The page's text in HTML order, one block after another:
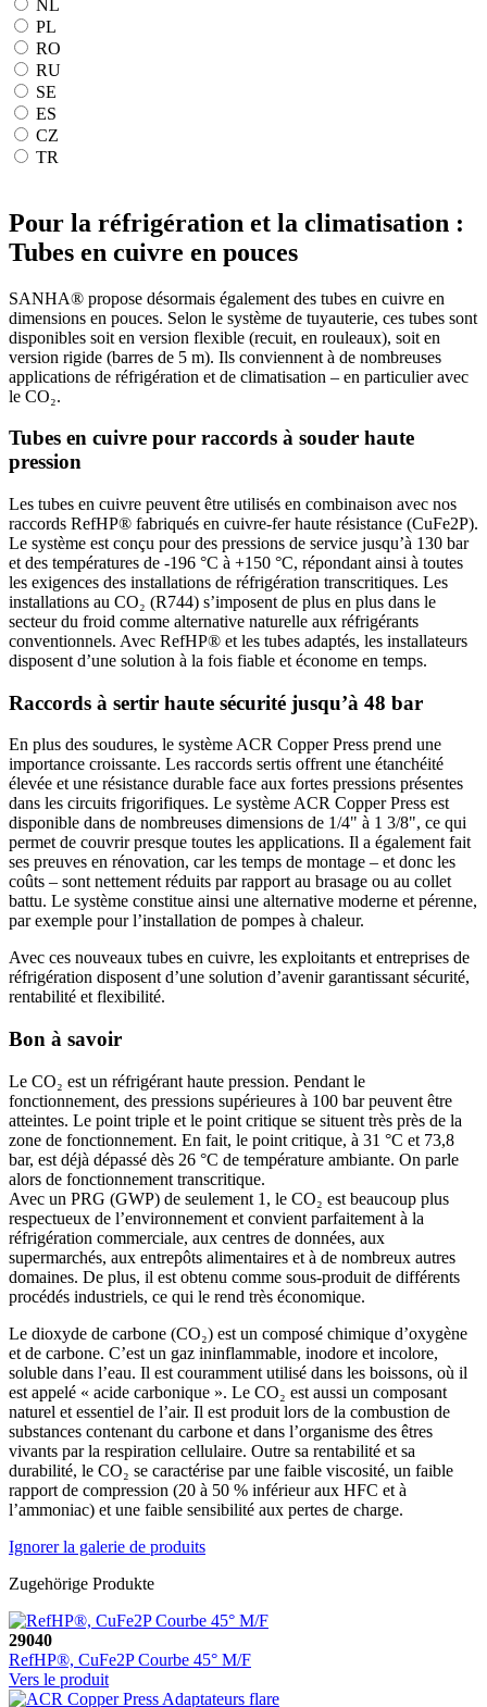
NL
PL
RO
RU
SE
ES
CZ
TR
Pour la réfrigération et la climatisation :
Tubes en cuivre en pouces
SANHA® propose désormais également des tubes en cuivre en
dimensions en pouces. Selon le système de tuyauterie, ces tubes sont
disponibles soit en version flexible (recuit, en rouleaux), soit en
version rigide (barres de 5 m). Ils conviennent à de nombreuses
applications de réfrigération et de climatisation – en particulier avec
le CO₂.
Tubes en cuivre pour raccords à souder haute
pression
Les tubes en cuivre peuvent être utilisés en combinaison avec nos
raccords RefHP® fabriqués en cuivre-fer haute résistance (CuFe2P).
Le système est conçu pour des pressions de service jusqu’à 130 bar
et des températures de -196 °C à +150 °C, répondant ainsi à toutes
les exigences des installations de réfrigération transcritiques. Les
installations au CO₂ (R744) s’imposent de plus en plus dans le
secteur du froid comme alternative naturelle aux réfrigérants
conventionnels. Avec RefHP® et les tubes adaptés, les installateurs
disposent d’une solution à la fois fiable et économe en temps.
Raccords à sertir haute sécurité jusqu’à 48 bar
En plus des soudures, le système ACR Copper Press prend une
importance croissante. Les raccords sertis offrent une étanchéité
élevée et une résistance durable face aux fortes pressions présentes
dans les circuits frigorifiques. Le système ACR Copper Press est
disponible dans de nombreuses dimensions de 1/4" à 1 3/8", ce qui
permet de couvrir presque toutes les applications. Il a également fait
ses preuves en rénovation, car les temps de montage – et donc les
coûts – sont nettement réduits par rapport au brasage ou au collet
battu. Le système constitue ainsi une alternative moderne et pérenne,
par exemple pour l’installation de pompes à chaleur.
Avec ces nouveaux tubes en cuivre, les exploitants et entreprises de
réfrigération disposent d’une solution d’avenir garantissant sécurité,
rentabilité et flexibilité.
Bon à savoir
Le CO₂ est un réfrigérant haute pression. Pendant le
fonctionnement, des pressions supérieures à 100 bar peuvent être
atteintes. Le point triple et le point critique se situent très près de la
zone de fonctionnement. En fait, le point critique, à 31 °C et 73,8
bar, est déjà dépassé dès 26 °C de température ambiante. On parle
alors de fonctionnement transcritique.
Avec un PRG (GWP) de seulement 1, le CO₂ est beaucoup plus
respectueux de l’environnement et convient parfaitement à la
réfrigération commerciale, aux centres de données, aux
supermarchés, aux entrepôts alimentaires et à de nombreux autres
domaines. De plus, il est obtenu comme sous-produit de différents
procédés industriels, ce qui le rend très économique.
Le dioxyde de carbone (CO₂) est un composé chimique d’oxygène
et de carbone. C’est un gaz ininflammable, inodore et incolore,
soluble dans l’eau. Il est couramment utilisé dans les boissons, où il
est appelé « acide carbonique ». Le CO₂ est aussi un composant
naturel et essentiel de l’air. Il est produit lors de la combustion de
substances contenant du carbone et dans l’organisme des êtres
vivants par la respiration cellulaire. Outre sa rentabilité et sa
durabilité, le CO₂ se caractérise par une faible viscosité, un faible
rapport de compression (20 à 50 % inférieur aux HFC et à
l’ammoniac) et une faible sensibilité aux pertes de charge.
Ignorer la galerie de produits
Zugehörige Produkte
29040
RefHP®, CuFe2P Courbe 45° M/F
Vers le produit